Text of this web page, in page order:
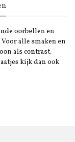
oorbellen en
alle smaken en
als contrast.
kijk dan ook